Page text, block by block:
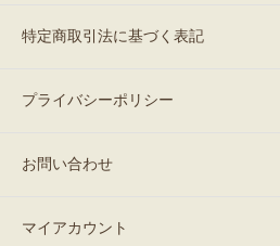
特定商取引法に基づく表記
プライバシーポリシー
お問い合わせ
マイアカウント